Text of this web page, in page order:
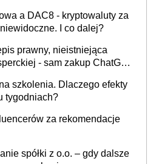
a DAC8 - kryptowaluty za
I co dalej?
prawny, nieistniejąca
- sam zakup ChatGPT
szkolenia. Dlaczego efekty
tygodniach?
za rekomendacje
spółki z o.o. – gdy dalsze